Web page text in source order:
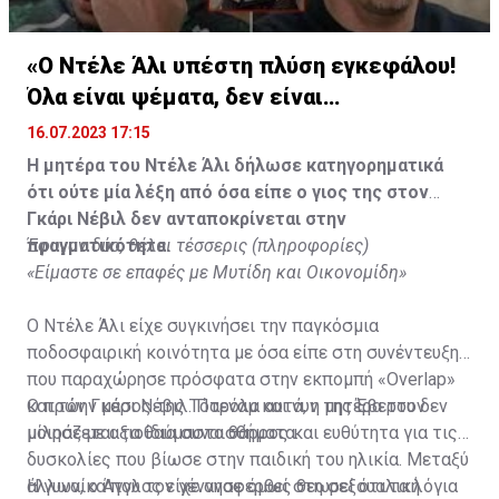
«Ο Ντέλε Άλι υπέστη πλύση εγκεφάλου!
Όλα είναι ψέματα, δεν είναι
υιοθετημένος»
16.07.2023 17:15
Η μητέρα του Ντέλε Άλι δήλωσε κατηγορηματικά
ότι ούτε μία λέξη από όσα είπε ο γιος της στον
Γκάρι Νέβιλ δεν ανταποκρίνεται στην
πραγματικότητα.
Έφυγαν δύο, θέλει τέσσερις (πληροφορίες)
«Είμαστε σε επαφές με Μυτίδη και Οικονομίδη»
Ο Ντέλε Άλι είχε συγκινήσει την παγκόσμια
ποδοσφαιρική κοινότητα με όσα είπε στη συνέντευξη
που παραχώρησε πρόσφατα στην εκπομπή «Overlap»
και τον Γκάρι Νέβιλ. Παρόλα αυτά, η μητέρα του δεν
μοιράζεται τα ίδια συναισθήματα.
Ο πρώην μέσος της Τότεναμ και νυν της Έβερτον
μίλησε με αξιοθαύμαστο θάρρος και ευθύτητα για τις
δυσκολίες που βίωσε στην παιδική του ηλικία. Μεταξύ
άλλων, ο Άγγλος είχε αναφερθεί στη σεξουαλική
Η γυναίκα που τον γέννησε όμως θεωρεί ότι τα λόγια